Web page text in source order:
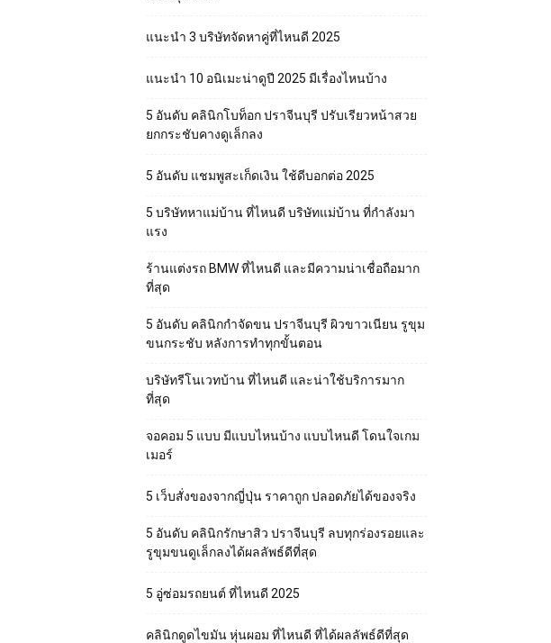
แนะนำ 3 บริษัทจัดหาคู่ที่ไหนดี 2025
แนะนำ 10 อนิเมะน่าดูปี 2025 มีเรื่องไหนบ้าง
5 อันดับ คลินิกโบท็อก ปราจีนบุรี ปรับเรียวหน้าสวย
ยกกระชับคางดูเล็กลง
5 อันดับ แชมพูสะเก็ดเงิน ใช้ดีบอกต่อ 2025
5 บริษัทหาแม่บ้าน ที่ไหนดี บริษัทแม่บ้าน ที่กำลังมา
แรง
ร้านแต่งรถ BMW ที่ไหนดี และมีความน่าเชื่อถือมาก
ที่สุด
5 อันดับ คลินิกกำจัดขน ปราจีนบุรี ผิวขาวเนียน รูขุม
ขนกระชับ หลังการทำทุกขั้นตอน
บริษัทรีโนเวทบ้าน ที่ไหนดี และน่าใช้บริการมาก
ที่สุด
จอคอม 5 แบบ มีแบบไหนบ้าง แบบไหนดี โดนใจเกม
เมอร์
5 เว็บสั่งของจากญี่ปุ่น ราคาถูก ปลอดภัยได้ของจริง
5 อันดับ คลินิกรักษาสิว ปราจีนบุรี ลบทุกร่องรอยและ
รูขุมขนดูเล็กลงได้ผลลัพธ์ดีที่สุด
5 อู่ซ่อมรถยนต์ ที่ไหนดี 2025
คลินิกดูดไขมัน หุ่นผอม ที่ไหนดี ที่ได้ผลลัพธ์ดีที่สุด